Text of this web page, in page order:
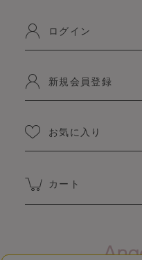
ログイン
新規会員登録
お気に入り
カート